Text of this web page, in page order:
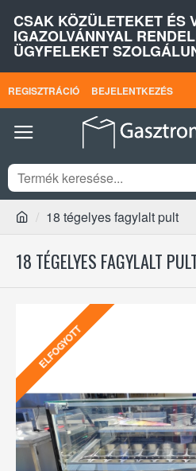
CSAK KÖZÜLETEKET ÉS
IGAZOLVÁNNYAL
ÜGYFELEKET
REGISZTRÁCIÓ BEJELENTKEZÉS
18 tégelyes fagylalt pult
18 TÉGELYES FAGYLALT
ELFOGYOTT